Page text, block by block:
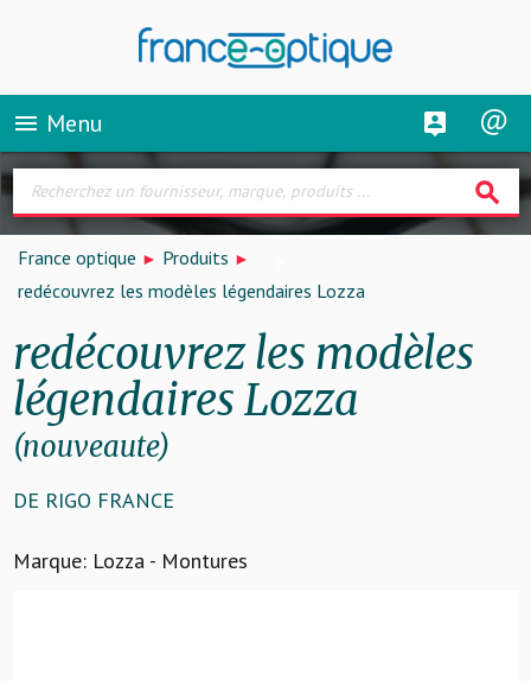
menu Menu
search
France optique
Produits
redécouvrez les modèles légendaires Lozza
redécouvrez les modèles
légendaires Lozza
(nouveaute)
DE RIGO FRANCE
Marque: Lozza - Montures